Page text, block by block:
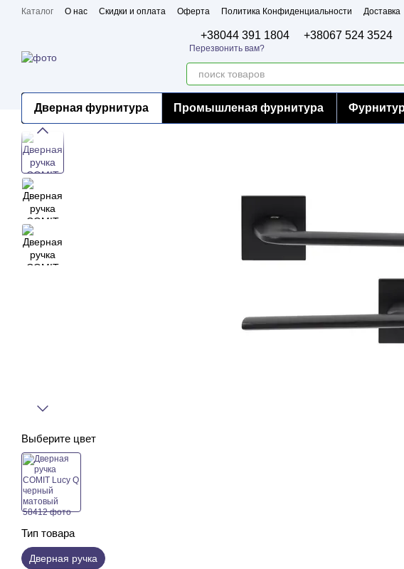
Перейти к основному контенту
Каталог О нас Скидки и оплата Оферта Политика Конфиденциальности Доставка
+38044 391 1804 +38067 524 3524
Перезвонить вам?
Дверная фурнитура Промышленая фурнитура
Выберите цвет
Тип товара
Дверная ручка